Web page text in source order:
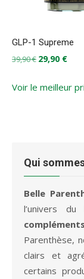
GLP-1 Supreme
39,90€ Le
initial
29,90 €Le
Voir le meilleur
Qui
Belle
l’univers du
Parenthèse,
clairs et
certains